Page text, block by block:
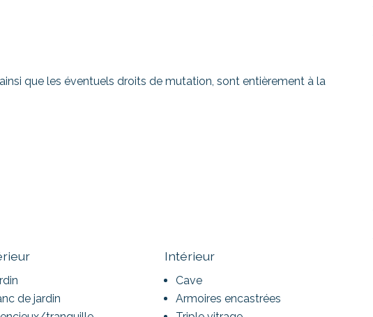
que les éventuels droits de mutation, sont entièrement à la
de jardin
Intérieur
Cave
Armoires encastrées